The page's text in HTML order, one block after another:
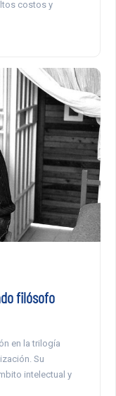
costos y
filósofo
en la trilogía
Su
intelectual y